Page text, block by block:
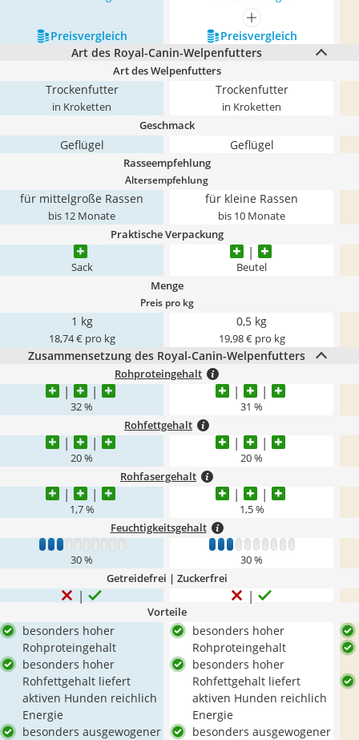
mehr anzeigen
Preis­vergleich
Preis­vergleich
Art des Royal-Canin-Welpenfutters
Art des Welpenfutters
Trockenfutter
in Kroketten
Trockenfutter
in Kroketten
Geschmack
Geflügel Geflügel
Rasseempfehlung
Altersempfehlung
für mittelgroße Rassen
bis 12 Monate
für kleine Rassen
bis 10 Monate
Praktische Verpackung
Sack Beutel
Menge
Preis pro kg
1 kg
18,74 € pro kg
0,5 kg
19,98 € pro kg
Zusammensetzung des Royal-Canin-Welpenfutters
Rohproteingehalt
32 % 31 %
Rohfettgehalt
20 % 20 %
Rohfasergehalt
1,7 % 1,5 %
Feuchtigkeitsgehalt
1 2 3 4 5 6 7 8 9 10
30 %
1 2 3 4 5 6 7 8 9 10
30 %
Getreidefrei | Zuckerfrei
Vorteile
besonders hoher
Rohproteingehalt
besonders hoher
Rohfettgehalt liefert
aktiven Hunden reichlich
Energie
besonders ausgewogener
besonders hoher
Rohproteingehalt
besonders hoher
Rohfettgehalt liefert
aktiven Hunden reichlich
Energie
besonders ausgewogener